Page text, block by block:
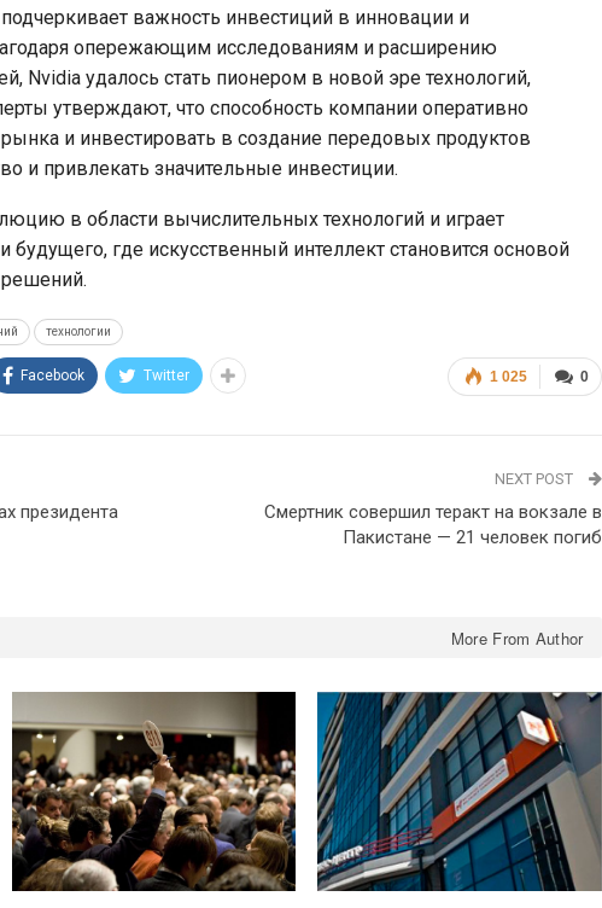
важность инвестиций в инновации и
опережающим исследованиям и расширению
Nvidia удалось стать пионером в новой эре технологий,
утверждают, что способность компании оперативно
и инвестировать в создание передовых продуктов
и привлекать значительные инвестиции.
в области вычислительных технологий и играет
где искусственный интеллект становится основой
технологии
0
1 025
Facebook Twitter
президента
NEXT POST
Смертник совершил теракт на вокзале в
Пакистане — 21 человек погиб
More From Author